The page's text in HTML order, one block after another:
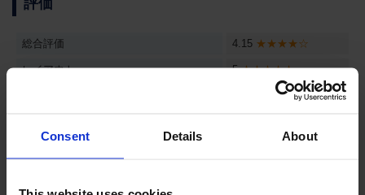
Consent Details About
評価
総合評価 4.15 ★★★★☆
レイアウト 5★★★★★
★★★★☆